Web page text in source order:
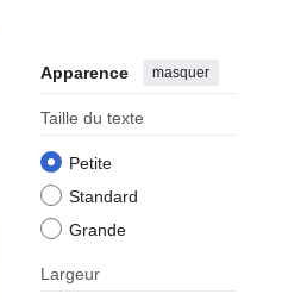
Apparence masquer
Taille du texte
Petite
Standard
Grande
Largeur